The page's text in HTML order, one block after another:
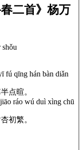
二首》杨万
fú qīng hán bàn diǎn
点暄。
ráo wú duì xìng chū
初繁。